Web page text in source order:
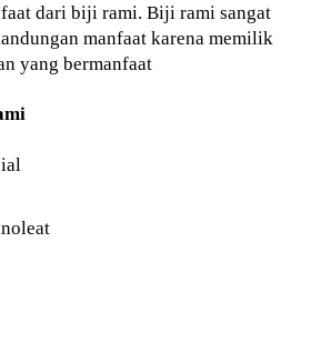
dari biji rami. Biji rami sangat
manfaat karena memilik
yang bermanfaat